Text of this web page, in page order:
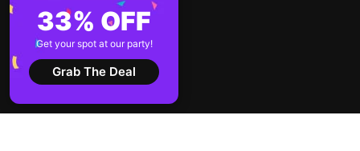
Как добавить чат-бота на
основе искусственного
интеллекта на свой сайт
Посмотреть все посты
33% OFF
Get your spot at our party!
Grab The Deal